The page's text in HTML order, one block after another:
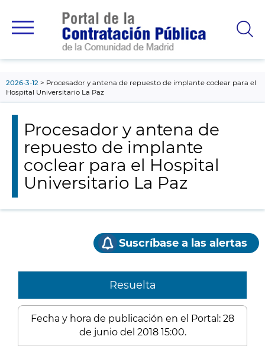
principal
2026-3-12
Procesador y antena de repuesto de implante coclear para el
Hospital Universitario La Paz
Procesador y antena de
repuesto de implante
coclear para el Hospital
Universitario La Paz
Suscríbase a las alertas
Resuelta
Fecha y hora de publicación en el Portal: 28
de junio del 2018 15:00.